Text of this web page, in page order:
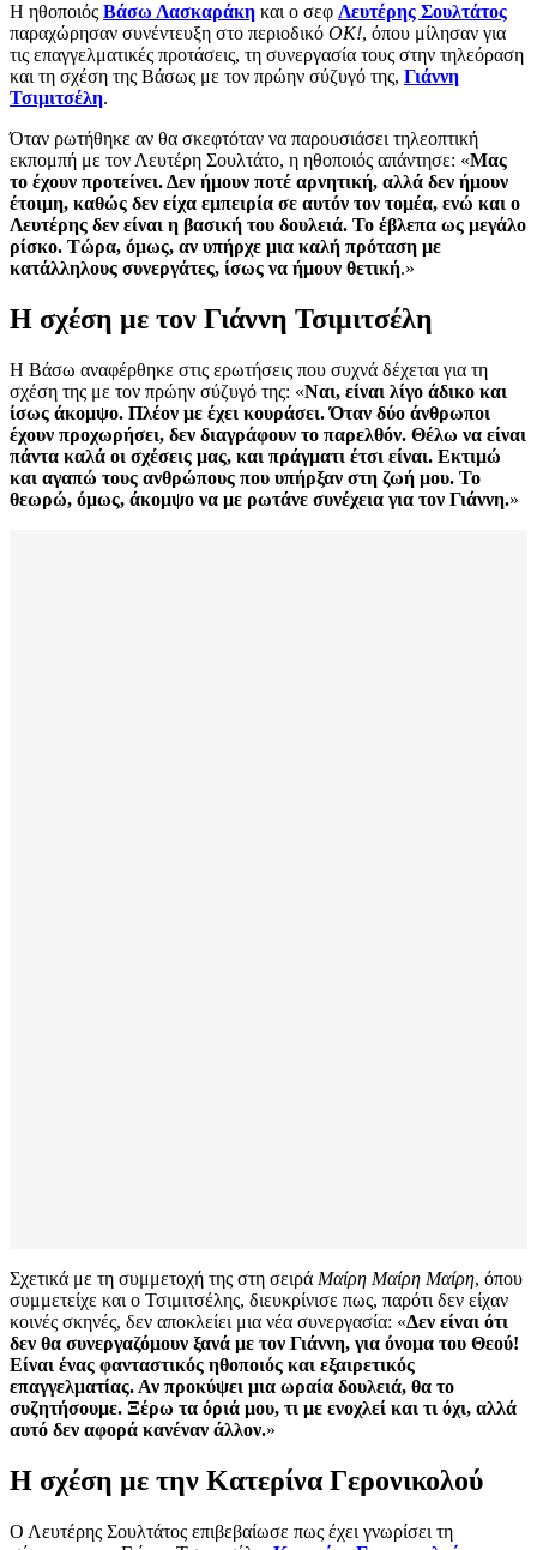
Η ηθοποιός Βάσω Λασκαράκη και ο σεφ Λευτέρης Σουλτάτος
παραχώρησαν συνέντευξη στο περιοδικό ΟΚ!, όπου μίλησαν για
τις επαγγελματικές προτάσεις, τη συνεργασία τους στην τηλεόραση
και τη σχέση της Βάσως με τον πρώην σύζυγό της, Γιάννη
Τσιμιτσέλη.
Όταν ρωτήθηκε αν θα σκεφτόταν να παρουσιάσει τηλεοπτική
εκπομπή με τον Λευτέρη Σουλτάτο, η ηθοποιός απάντησε: «Μας
το έχουν προτείνει. Δεν ήμουν ποτέ αρνητική, αλλά δεν ήμουν
έτοιμη, καθώς δεν είχα εμπειρία σε αυτόν τον τομέα, ενώ και ο
Λευτέρης δεν είναι η βασική του δουλειά. Το έβλεπα ως μεγάλο
ρίσκο. Τώρα, όμως, αν υπήρχε μια καλή πρόταση με
κατάλληλους συνεργάτες, ίσως να ήμουν θετική.»
Η σχέση με τον Γιάννη Τσιμιτσέλη
Η Βάσω αναφέρθηκε στις ερωτήσεις που συχνά δέχεται για τη
σχέση της με τον πρώην σύζυγό της: «Ναι, είναι λίγο άδικο και
ίσως άκομψο. Πλέον με έχει κουράσει. Όταν δύο άνθρωποι
έχουν προχωρήσει, δεν διαγράφουν το παρελθόν. Θέλω να είναι
πάντα καλά οι σχέσεις μας, και πράγματι έτσι είναι. Εκτιμώ
και αγαπώ τους ανθρώπους που υπήρξαν στη ζωή μου. Το
θεωρώ, όμως, άκομψο να με ρωτάνε συνέχεια για τον Γιάννη.»
Σχετικά με τη συμμετοχή της στη σειρά Μαίρη Μαίρη Μαίρη, όπου
συμμετείχε και ο Τσιμιτσέλης, διευκρίνισε πως, παρότι δεν είχαν
κοινές σκηνές, δεν αποκλείει μια νέα συνεργασία: «Δεν είναι ότι
δεν θα συνεργαζόμουν ξανά με τον Γιάννη, για όνομα του Θεού!
Είναι ένας φανταστικός ηθοποιός και εξαιρετικός
επαγγελματίας. Αν προκύψει μια ωραία δουλειά, θα το
συζητήσουμε. Ξέρω τα όριά μου, τι με ενοχλεί και τι όχι, αλλά
αυτό δεν αφορά κανέναν άλλον.»
H σχέση με την Κατερίνα Γερονικολού
Ο Λευτέρης Σουλτάτος επιβεβαίωσε πως έχει γνωρίσει τη